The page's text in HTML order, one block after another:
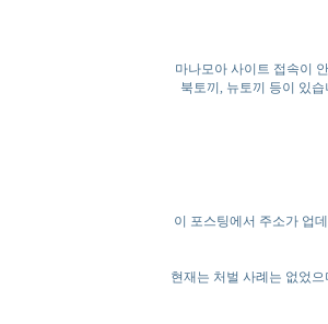
마나모아 사이트 접속이
북토끼, 뉴토끼 등이 있
이 포스팅에서 주소가 업
현재는 처벌 사례는 없었